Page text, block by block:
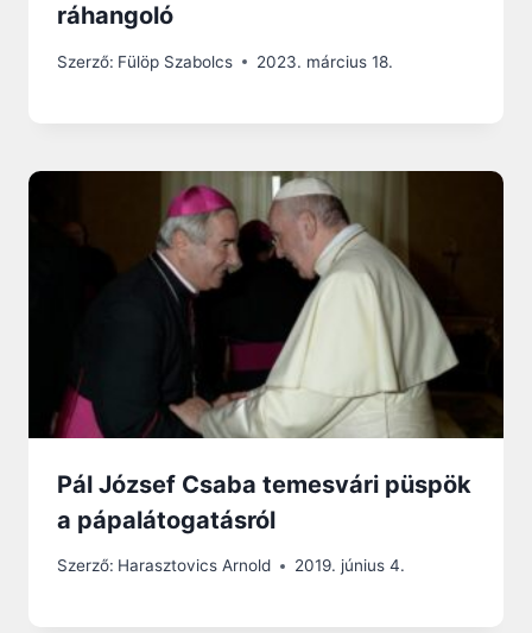
ráhangoló
Szerző: Fülöp Szabolcs 2023. március 18.
Pál József Csaba temesvári püspök
a pápalátogatásról
Szerző: Harasztovics Arnold 2019. június 4.